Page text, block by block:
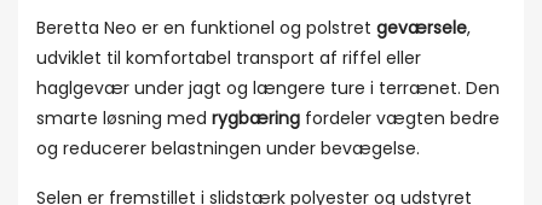
Beretta Neo er en funktionel og polstret geværsele,
udviklet til komfortabel transport af riffel eller
haglgevær under jagt og længere ture i terrænet. Den
smarte løsning med rygbæring fordeler vægten bedre
og reducerer belastningen under bevægelse.
Selen er fremstillet i slidstærk polyester og udstyret